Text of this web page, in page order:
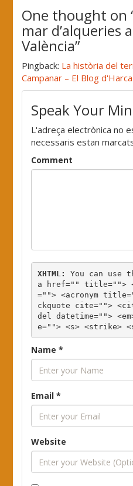
One thought on
mar d’alqueries
València”
Pingback: La història del
Campanar – El Blog d'Harca
Speak Your
L'adreça electrònica no
necessaris estan
Comment
XHTML: You can use
a href="" title="">
=""> <acronym
ckquote cite="">
del datetime="">
e=""> <s> <strike>
Name*
Email*
Website